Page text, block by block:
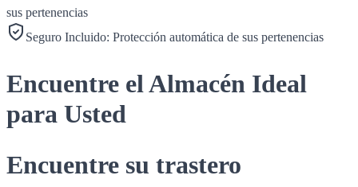
sus pertenencias
Seguro Incluido: Protección automática de sus pertenencias
Encuentre el Almacén Ideal
para Usted
Encuentre su trastero